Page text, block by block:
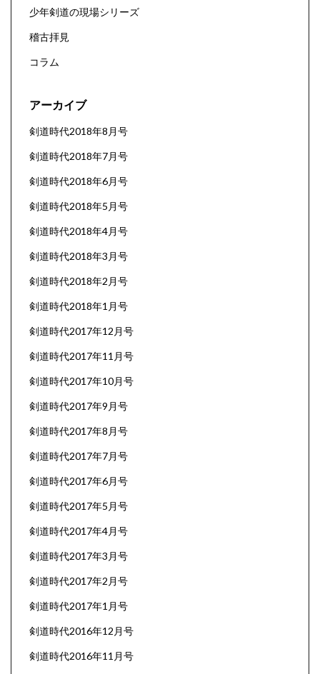
少年剣道の現場シリーズ
稽古拝見
コラム
アーカイブ
剣道時代2018年8月号
剣道時代2018年7月号
剣道時代2018年6月号
剣道時代2018年5月号
剣道時代2018年4月号
剣道時代2018年3月号
剣道時代2018年2月号
剣道時代2018年1月号
剣道時代2017年12月号
剣道時代2017年11月号
剣道時代2017年10月号
剣道時代2017年9月号
剣道時代2017年8月号
剣道時代2017年7月号
剣道時代2017年6月号
剣道時代2017年5月号
剣道時代2017年4月号
剣道時代2017年3月号
剣道時代2017年2月号
剣道時代2017年1月号
剣道時代2016年12月号
剣道時代2016年11月号